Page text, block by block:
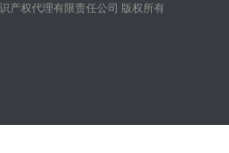
产权代理有限责任公司 版权所有